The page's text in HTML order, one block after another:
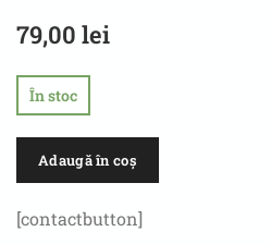
79,00 lei
În stoc
Adaugă în coș
[contactbutton]